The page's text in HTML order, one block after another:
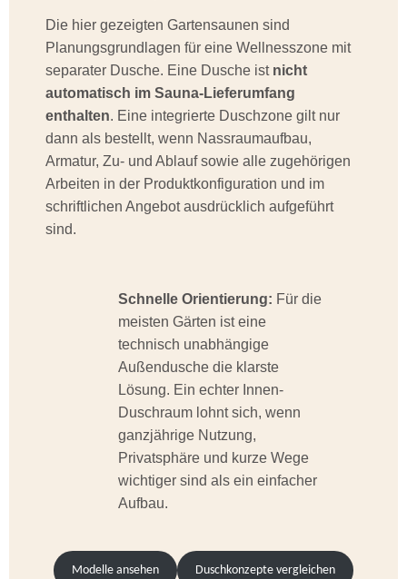
Die hier gezeigten Gartensaunen sind
Planungsgrundlagen für eine Wellnesszone mit
separater Dusche. Eine Dusche ist nicht
automatisch im Sauna-Lieferumfang
enthalten. Eine integrierte Duschzone gilt nur
dann als bestellt, wenn Nassraumaufbau,
Armatur, Zu- und Ablauf sowie alle zugehörigen
Arbeiten in der Produktkonfiguration und im
schriftlichen Angebot ausdrücklich aufgeführt
sind.
Schnelle Orientierung: Für die
meisten Gärten ist eine
technisch unabhängige
Außendusche die klarste
Lösung. Ein echter Innen-
Duschraum lohnt sich, wenn
ganzjährige Nutzung,
Privatsphäre und kurze Wege
wichtiger sind als ein einfacher
Aufbau.
Modelle ansehen Duschkonzepte vergleichen